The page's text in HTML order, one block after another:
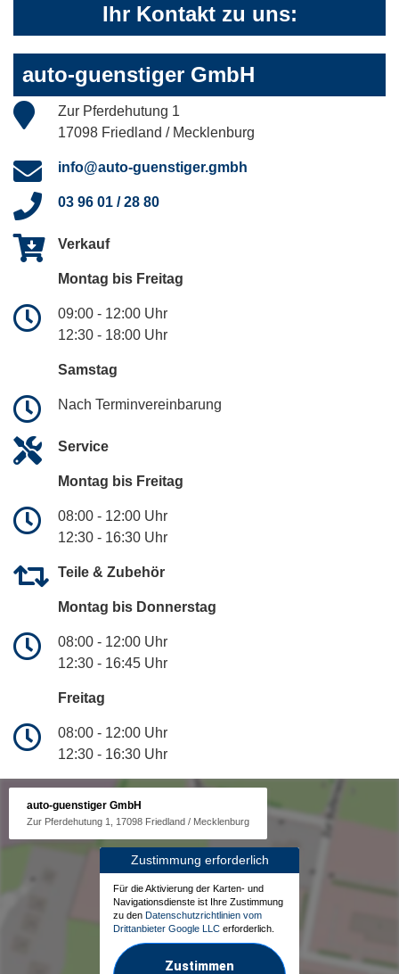
Ihr Kontakt zu uns:
auto-guenstiger GmbH
Zur Pferdehutung 1
17098 Friedland / Mecklenburg
info@auto-guenstiger.gmbh
03 96 01 / 28 80
Verkauf
Montag bis Freitag
09:00 - 12:00 Uhr
12:30 - 18:00 Uhr
Samstag
Nach Terminvereinbarung
Service
Montag bis Freitag
08:00 - 12:00 Uhr
12:30 - 16:30 Uhr
Teile & Zubehör
Montag bis Donnerstag
08:00 - 12:00 Uhr
12:30 - 16:45 Uhr
Freitag
08:00 - 12:00 Uhr
12:30 - 16:30 Uhr
auto-guenstiger GmbH
Zur Pferdehutung 1, 17098 Friedland / Mecklenburg
Zustimmung erforderlich
Für die Aktivierung der Karten- und
Navigationsdienste ist Ihre Zustimmung
zu den Datenschutzrichtlinien vom
Drittanbieter Google LLC erforderlich.
Zustimmen